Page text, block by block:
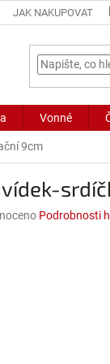
JAK NAKUPOVAT
Vonné
9cm
Podrobnosti